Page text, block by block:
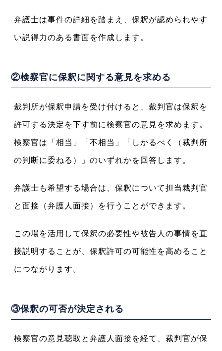
弁護士は事件の詳細を踏まえ、保釈が認められやす
い説得力のある書面を作成します。
②検察官に保釈に関する意見を求める
裁判所が保釈申請を受け付けると、裁判官は保釈を
許可する決定を下す前に検察官の意見を求めます。
検察官は「相当」「不相当」「しかるべく（裁判所
の判断に委ねる）」のいずれかを回答します。
弁護士も希望する場合は、保釈について担当裁判官
と面接（弁護人面接）を行うことができます。
この場を活用して保釈の必要性や被告人の事情を直
接説明することが、保釈許可の可能性を高めること
につながります。
③保釈の可否が決定される
検察官の意見聴取と弁護人面接を経て、裁判官が保